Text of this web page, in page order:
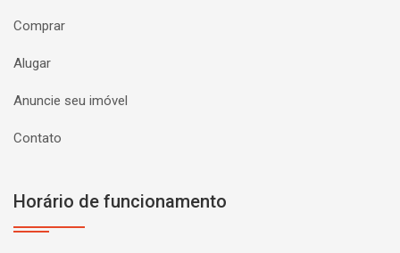
Comprar
Alugar
Anuncie seu imóvel
Contato
Horário de funcionamento